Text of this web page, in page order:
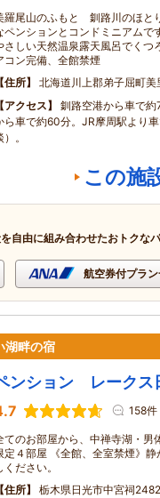
羅尾山のふもと 釧路川のほと
ペンションとコンドミニアムで
さしい天然温泉露天風呂でくつ
コン完備、全館禁煙
住所
北海道川上郡弟子屈町
アクセス
釧路空港から車で
ら車で約60分。JR摩周駅より
）。
この施
自由に組み合わせたおトクな
航空券付プラ
湖畔の宿
ンション レークス
158件
てのお部屋から、中禅寺湖・男
定４部屋 《全館、全室禁煙》
ください。
住所
栃木県日光市中宮祠